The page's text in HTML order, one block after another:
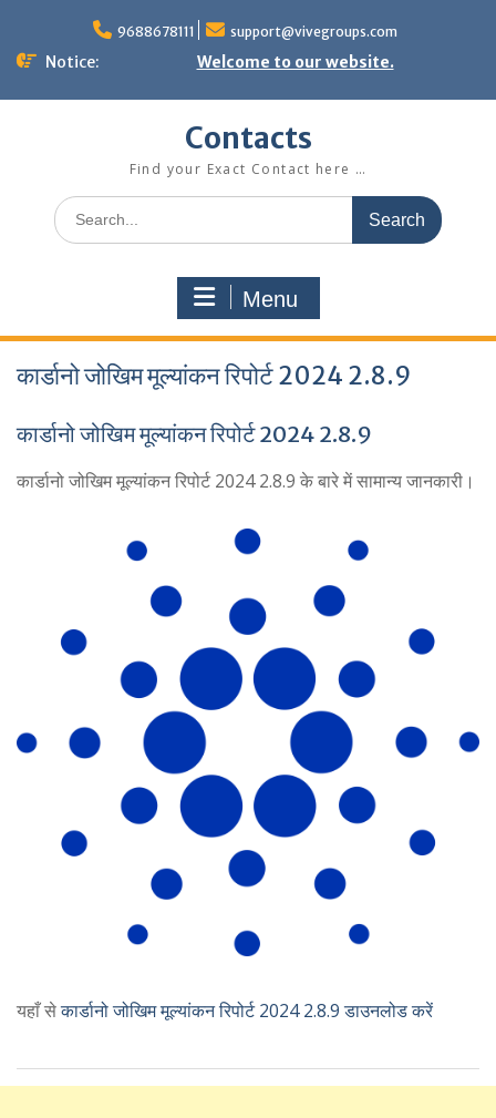
content
9688678111 support@vivegroups.com
Notice: Welcome to our website.
Contacts
Find your Exact Contact here …
Search
for:
Menu
कार्डानो जोखिम मूल्यांकन रिपोर्ट 2024 2.8.9
कार्डानो जोखिम मूल्यांकन रिपोर्ट 2024 2.8.9
कार्डानो जोखिम मूल्यांकन रिपोर्ट 2024 2.8.9 के बारे में सामान्य जानकारी।
यहाँ सेकार्डानो जोखिम मूल्यांकन रिपोर्ट 2024 2.8.9 डाउनलोड करें